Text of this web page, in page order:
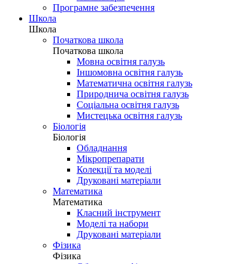
Програмне забезпечення
Школа
Школа
Початкова школа
Початкова школа
Мовна освітня галузь
Іншомовна освітня галузь
Математична освітня галузь
Природнича освітня галузь
Соціальна освітня галузь
Мистецька освітня галузь
Біологія
Біологія
Обладнання
Мікропрепарати
Колекції та моделі
Друковані матеріали
Математика
Математика
Класний інструмент
Моделі та набори
Друковані матеріали
Фізика
Фізика